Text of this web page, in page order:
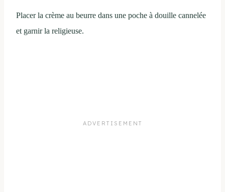
Placer la crème au beurre dans une poche à douille cannelée
et garnir la religieuse.